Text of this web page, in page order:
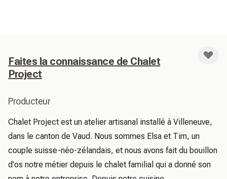
Faites la connaissance de Chalet
Project
Producteur
Chalet Project est un atelier artisanal installé à Villeneuve,
dans le canton de Vaud. Nous sommes Elsa et Tim, un
couple suisse-néo-zélandais, et nous avons fait du bouillon
d'os notre métier depuis le chalet familial qui a donné son